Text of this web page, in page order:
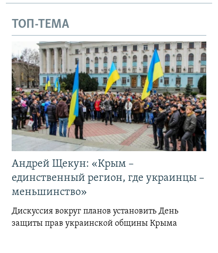
ТОП-ТЕМА
Андрей Щекун: «Крым –
единственный регион, где украинцы –
меньшинство»
Дискуссия вокруг планов установить День
защиты прав украинской общины Крыма